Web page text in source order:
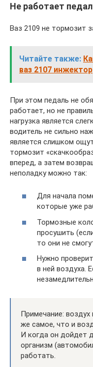
Не работает
Ваз 2109 не тормозит
Читайте также:
ваз 2107 инжектор
При этом педаль не
работает, но не
нагрузка является
водитель не сильно
является слишком
тормозит
вперед, а затем
неполадку можно так:
Для начала
которые уже
Тормозные
просушить
то они не
Нужно
в ней воздуха.
Примечание:
же самое, что и
И когда он дойдет
организм
работать.